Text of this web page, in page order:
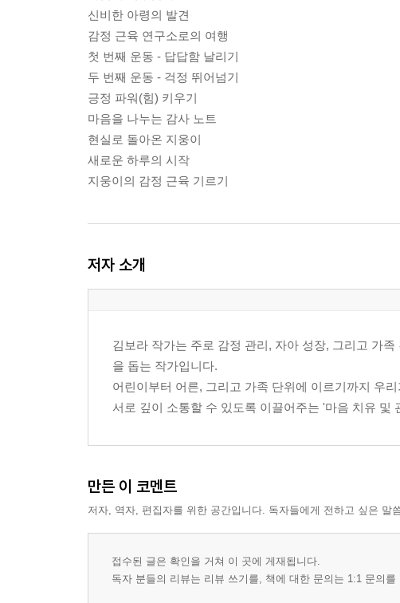
신비한 아령의 발견
감정 근육 연구소로의 여행
첫 번째 운동 - 답답함 날리기
두 번째 운동 - 걱정 뛰어넘기
긍정 파워(힘) 키우기
마음을 나누는 감사 노트
현실로 돌아온 지웅이
새로운 하루의 시작
지웅이의 감정 근육 기르기
저자 소개
김보라 작가는 주로 감정 관리, 자아 성장, 그리고 가
을 돕는 작가입니다.
어린이부터 어른, 그리고 가족 단위에 이르기까지 우
서로 깊이 소통할 수 있도록 이끌어주는 '마음 치유 및
만든 이 코멘트
저자, 역자, 편집자를 위한 공간입니다. 독자들에게 전하고 싶은 말
접수된 글은 확인을 거쳐 이 곳에 게재됩니다.
독자 분들의 리뷰는 리뷰 쓰기를, 책에 대한 문의는 1:1 문의를